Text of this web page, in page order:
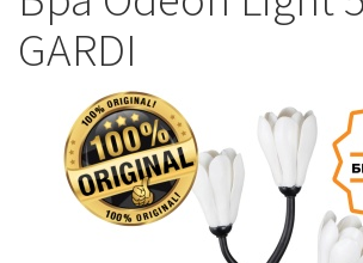
GARDI